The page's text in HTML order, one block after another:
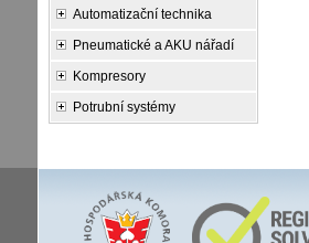
Automatizační technika
Pneumatické a AKU nářadí
Kompresory
Potrubní systémy